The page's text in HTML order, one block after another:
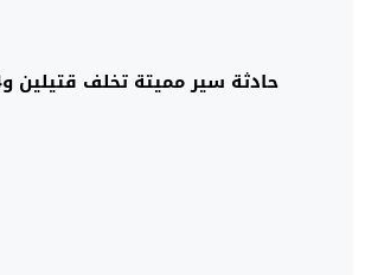
حادثة سير مميتة تخلف قتيلين و4 إصابات